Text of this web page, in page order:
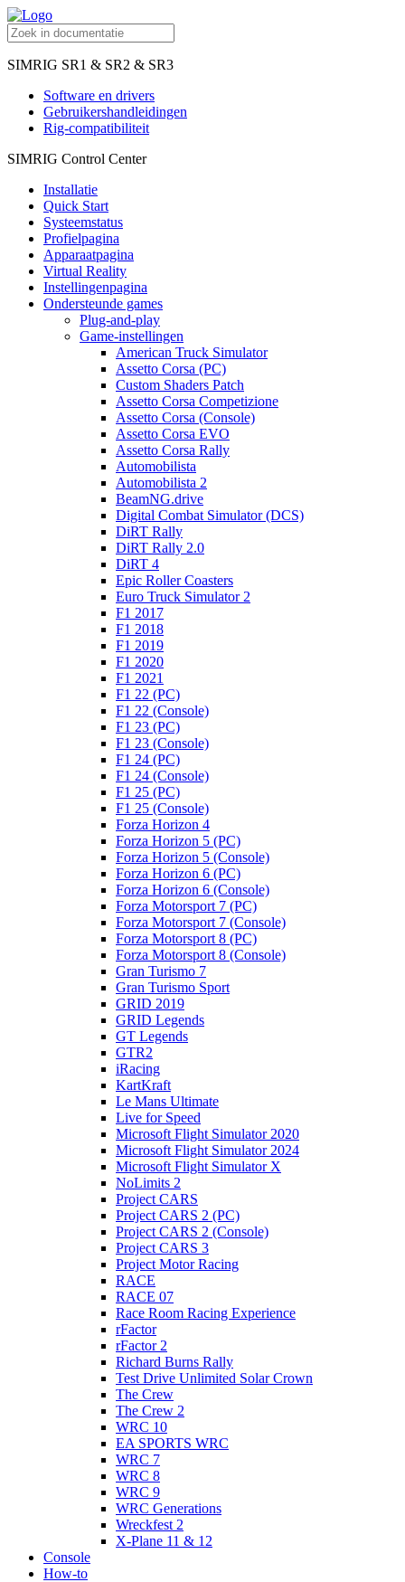
SIMRIG SR1 & SR2 & SR3
Software en drivers
Gebruikershandleidingen
Rig-compatibiliteit
SIMRIG Control Center
Installatie
Quick Start
Systeemstatus
Profielpagina
Apparaatpagina
Virtual Reality
Instellingenpagina
Ondersteunde games
Plug-and-play
Game-instellingen
American Truck Simulator
Assetto Corsa (PC)
Custom Shaders Patch
Assetto Corsa Competizione
Assetto Corsa (Console)
Assetto Corsa EVO
Assetto Corsa Rally
Automobilista
Automobilista 2
BeamNG.drive
Digital Combat Simulator (DCS)
DiRT Rally
DiRT Rally 2.0
DiRT 4
Epic Roller Coasters
Euro Truck Simulator 2
F1 2017
F1 2018
F1 2019
F1 2020
F1 2021
F1 22 (PC)
F1 22 (Console)
F1 23 (PC)
F1 23 (Console)
F1 24 (PC)
F1 24 (Console)
F1 25 (PC)
F1 25 (Console)
Forza Horizon 4
Forza Horizon 5 (PC)
Forza Horizon 5 (Console)
Forza Horizon 6 (PC)
Forza Horizon 6 (Console)
Forza Motorsport 7 (PC)
Forza Motorsport 7 (Console)
Forza Motorsport 8 (PC)
Forza Motorsport 8 (Console)
Gran Turismo 7
Gran Turismo Sport
GRID 2019
GRID Legends
GT Legends
GTR2
iRacing
KartKraft
Le Mans Ultimate
Live for Speed
Microsoft Flight Simulator 2020
Microsoft Flight Simulator 2024
Microsoft Flight Simulator X
NoLimits 2
Project CARS
Project CARS 2 (PC)
Project CARS 2 (Console)
Project CARS 3
Project Motor Racing
RACE
RACE 07
Race Room Racing Experience
rFactor
rFactor 2
Richard Burns Rally
Test Drive Unlimited Solar Crown
The Crew
The Crew 2
WRC 10
EA SPORTS WRC
WRC 7
WRC 8
WRC 9
WRC Generations
Wreckfest 2
X-Plane 11 & 12
Console
How-to